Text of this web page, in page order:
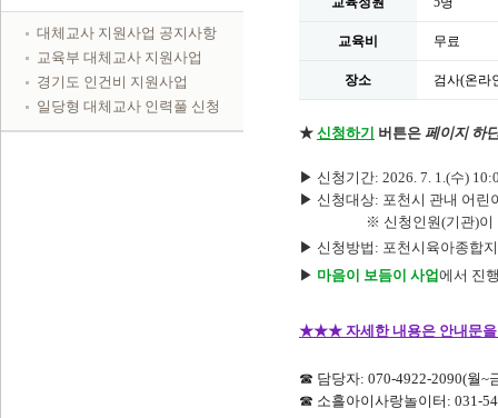
대체교사 지원사업 공지사항
교육부 대체교사 지원사업
경기도 인건비 지원사업
일당형 대체교사 인력풀 신청
교육비 무료
장소 검사(온라
★ 신청하기 버튼은 페이지 하
▶ 신청기간: 2026. 7. 1.(수)
▶ 신청대상: 포천시 관내 어린
※ 신청인원(기관)이
▶ 신청방법: 포천시육아종합
▶ 마음이 보듬이 사업 에서 진
★★★ 자세한 내용은 안내문
☎ 담당자: 070-4922-2090(월~
☎ 소흘아이사랑놀이터: 031-